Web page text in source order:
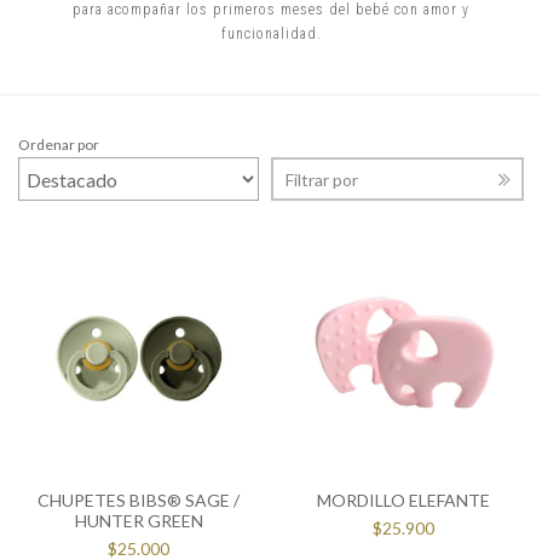
para acompañar los primeros meses del bebé con amor y
funcionalidad.
Ordenar por
Filtrar por
CHUPETES BIBS® SAGE /
HUNTER GREEN
$25.000
MORDILLO ELEFANTE
$25.900